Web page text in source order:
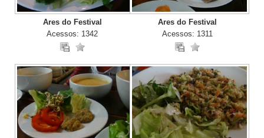
Ares do Festival
Acessos: 1342
Ares do Festival
Acessos: 1311